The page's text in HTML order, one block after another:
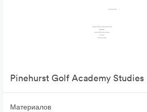
Pinehurst Golf Academy Studies
Материалов